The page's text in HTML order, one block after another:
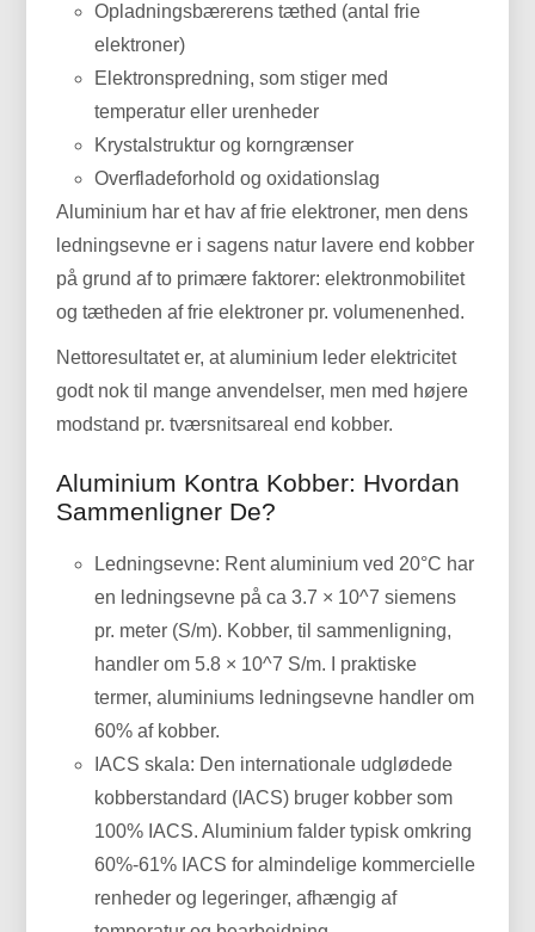
Opladningsbærerens tæthed (antal frie
elektroner)
Elektronspredning, som stiger med
temperatur eller urenheder
Krystalstruktur og korngrænser
Overfladeforhold og oxidationslag
Aluminium har et hav af frie elektroner, men dens
ledningsevne er i sagens natur lavere end kobber
på grund af to primære faktorer: elektronmobilitet
og tætheden af ​​frie elektroner pr. volumenenhed.
Nettoresultatet er, at aluminium leder elektricitet
godt nok til mange anvendelser, men med højere
modstand pr. tværsnitsareal end kobber.
Aluminium Kontra Kobber: Hvordan
Sammenligner De?
Ledningsevne: Rent aluminium ved 20°C har
en ledningsevne på ca 3.7 × 10^7 siemens
pr. meter (S/m). Kobber, til sammenligning,
handler om 5.8 × 10^7 S/m. I praktiske
termer, aluminiums ledningsevne handler om
60% af kobber.
IACS skala: Den internationale udglødede
kobberstandard (IACS) bruger kobber som
100% IACS. Aluminium falder typisk omkring
60%-61% IACS for almindelige kommercielle
renheder og legeringer, afhængig af